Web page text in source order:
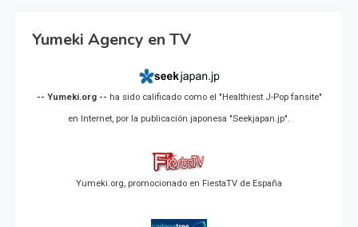
Yumeki Agency en TV
-- Yumeki.org -- ha sido calificado como el "Healthiest J-Pop fansite"
en Internet, por la publicación japonesa "Seekjapan.jp".
Yumeki.org, promocionado en FiestaTV de España